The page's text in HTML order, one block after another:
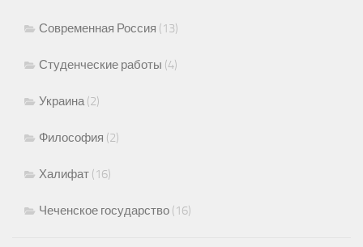
Современная Россия (13)
Студенческие работы (4)
Украина(2)
Философия (2)
Халифат (16)
Чеченское государство (16)